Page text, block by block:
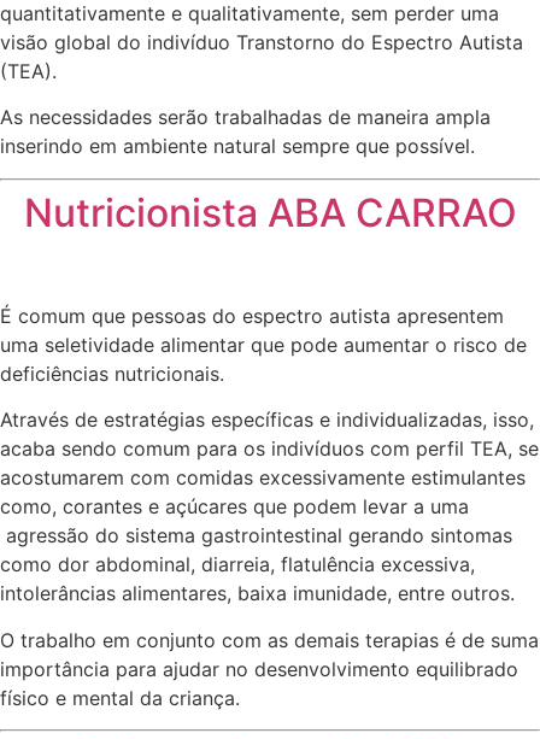
quantitativamente e qualitativamente, sem perder uma
visão global do indivíduo Transtorno do Espectro Autista
(TEA).
As necessidades serão trabalhadas de maneira ampla
inserindo em ambiente natural sempre que possível.
Nutricionista ABA CARRAO
É comum que pessoas do espectro autista apresentem
uma seletividade alimentar que pode aumentar o risco de
deficiências nutricionais.
Através de estratégias específicas e individualizadas, isso,
acaba sendo comum para os indivíduos com perfil TEA, se
acostumarem com comidas excessivamente estimulantes
como, corantes e açúcares que podem levar a uma
agressão do sistema gastrointestinal gerando sintomas
como dor abdominal, diarreia, flatulência excessiva,
intolerâncias alimentares, baixa imunidade, entre outros.
O trabalho em conjunto com as demais terapias é de suma
importância para ajudar no desenvolvimento equilibrado
físico e mental da criança.